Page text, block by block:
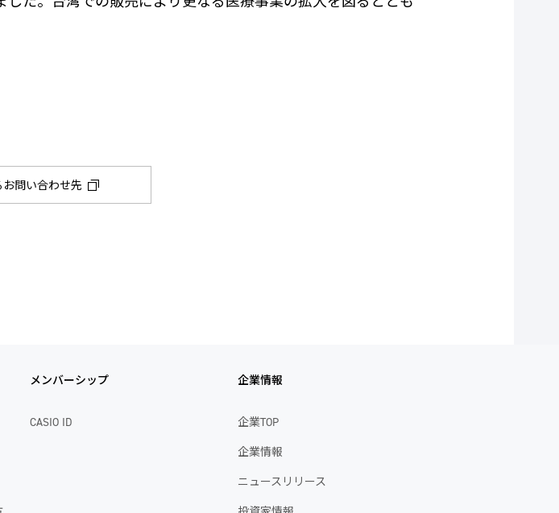
問い合わせ先
メンバーシップ
CASIO ID
企業情報
企業TOP
企業情報
ニュースリリース